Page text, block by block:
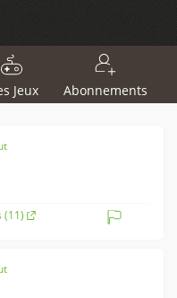
Jeux Abonnements
(11)